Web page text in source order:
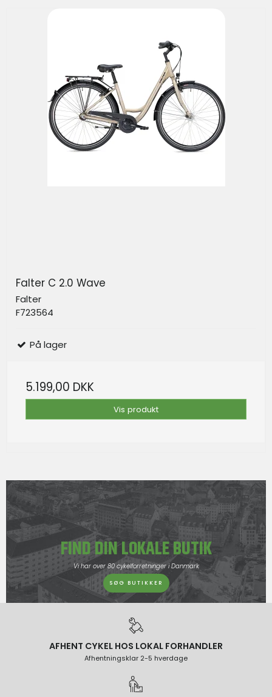
Falter C 2.0 Wave
Falter
F723564
På lager
5.199,00 DKK
Vis produkt
FIND DIN LOKALE BUTIK
Vi har over 80 cykelforretninger i Danmark
SØG BUTIKKER
AFHENT CYKEL HOS LOKAL FORHANDLER
Afhentningsklar 2-5 hverdage